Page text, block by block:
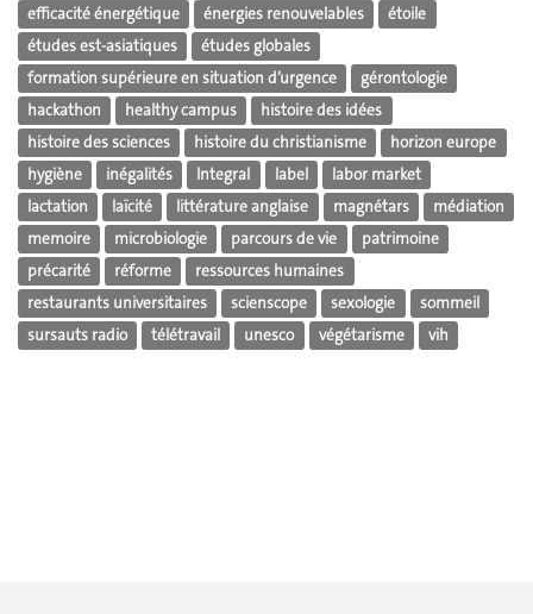
efficacité énergétique
énergies renouvelables
étoile
études est-asiatiques
études globales
formation supérieure en situation d’urgence
gérontologie
hackathon
healthy campus
histoire des idées
histoire des sciences
histoire du christianisme
horizon europe
hygiène
inégalités Integral label
labor market
lactation
laïcité littérature anglaise magnétars
médiation
memoire
microbiologie parcours de vie
patrimoine
précarité
réforme
ressources humaines
restaurants universitaires
scienscope sexologie
sommeil
sursauts radio
télétravail unesco végétarisme vih